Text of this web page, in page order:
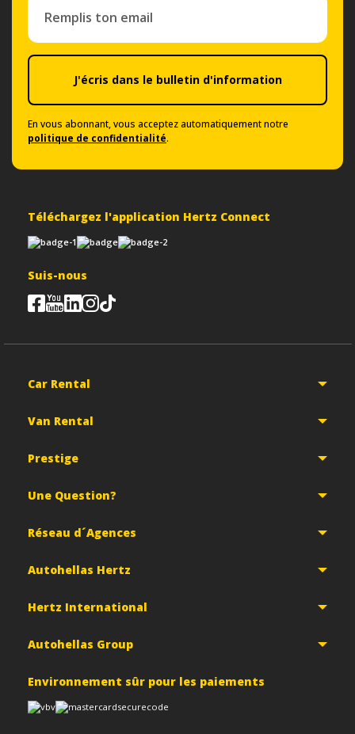
J'écris dans le bulletin d'information
En vous abonnant, vous acceptez automatiquement notre
politique de confidentialité.
Téléchargez l'application Hertz Connect
Suis-nous
Car Rental
Van Rental
Prestige
Une Question?
Réseau d´Agences
Autohellas Hertz
Hertz International
Autohellas Group
Environnement sûr pour les paiements